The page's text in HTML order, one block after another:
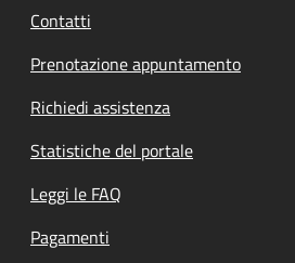
Contatti
Prenotazione appuntamento
Richiedi assistenza
Statistiche del portale
Leggi le FAQ
Pagamenti